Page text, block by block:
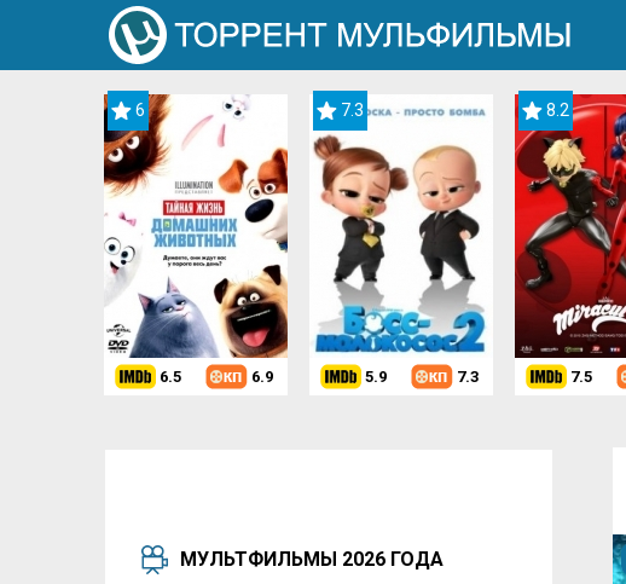
6
6.5 6.9
7.3
5.9 7.3
8.2
7.5
МУЛЬТФИЛЬМЫ 2026 ГОДА